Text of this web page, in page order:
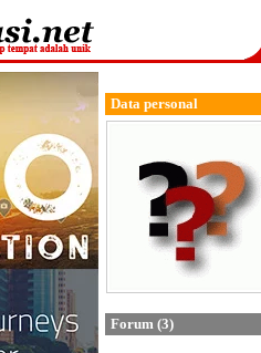
Data personal